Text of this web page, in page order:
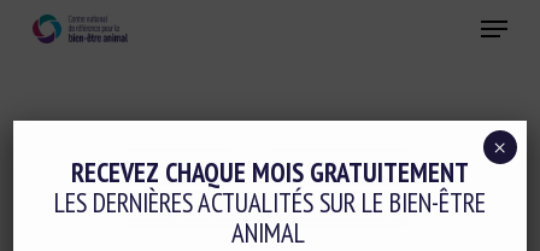
Menu
One Welfare
Réglementation
Transport, Abattage, Ramassage
RECEVEZ CHAQUE MOIS GRATUITEMENT
LES DERNIÈRES ACTUALITÉS SUR LE BIEN-ÊTRE
ANIMAL
×